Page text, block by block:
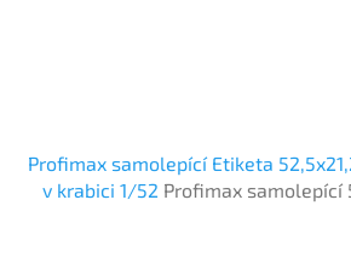
Profimax samolepící Etiketa
v krabici 1/52 Profimax samolepící